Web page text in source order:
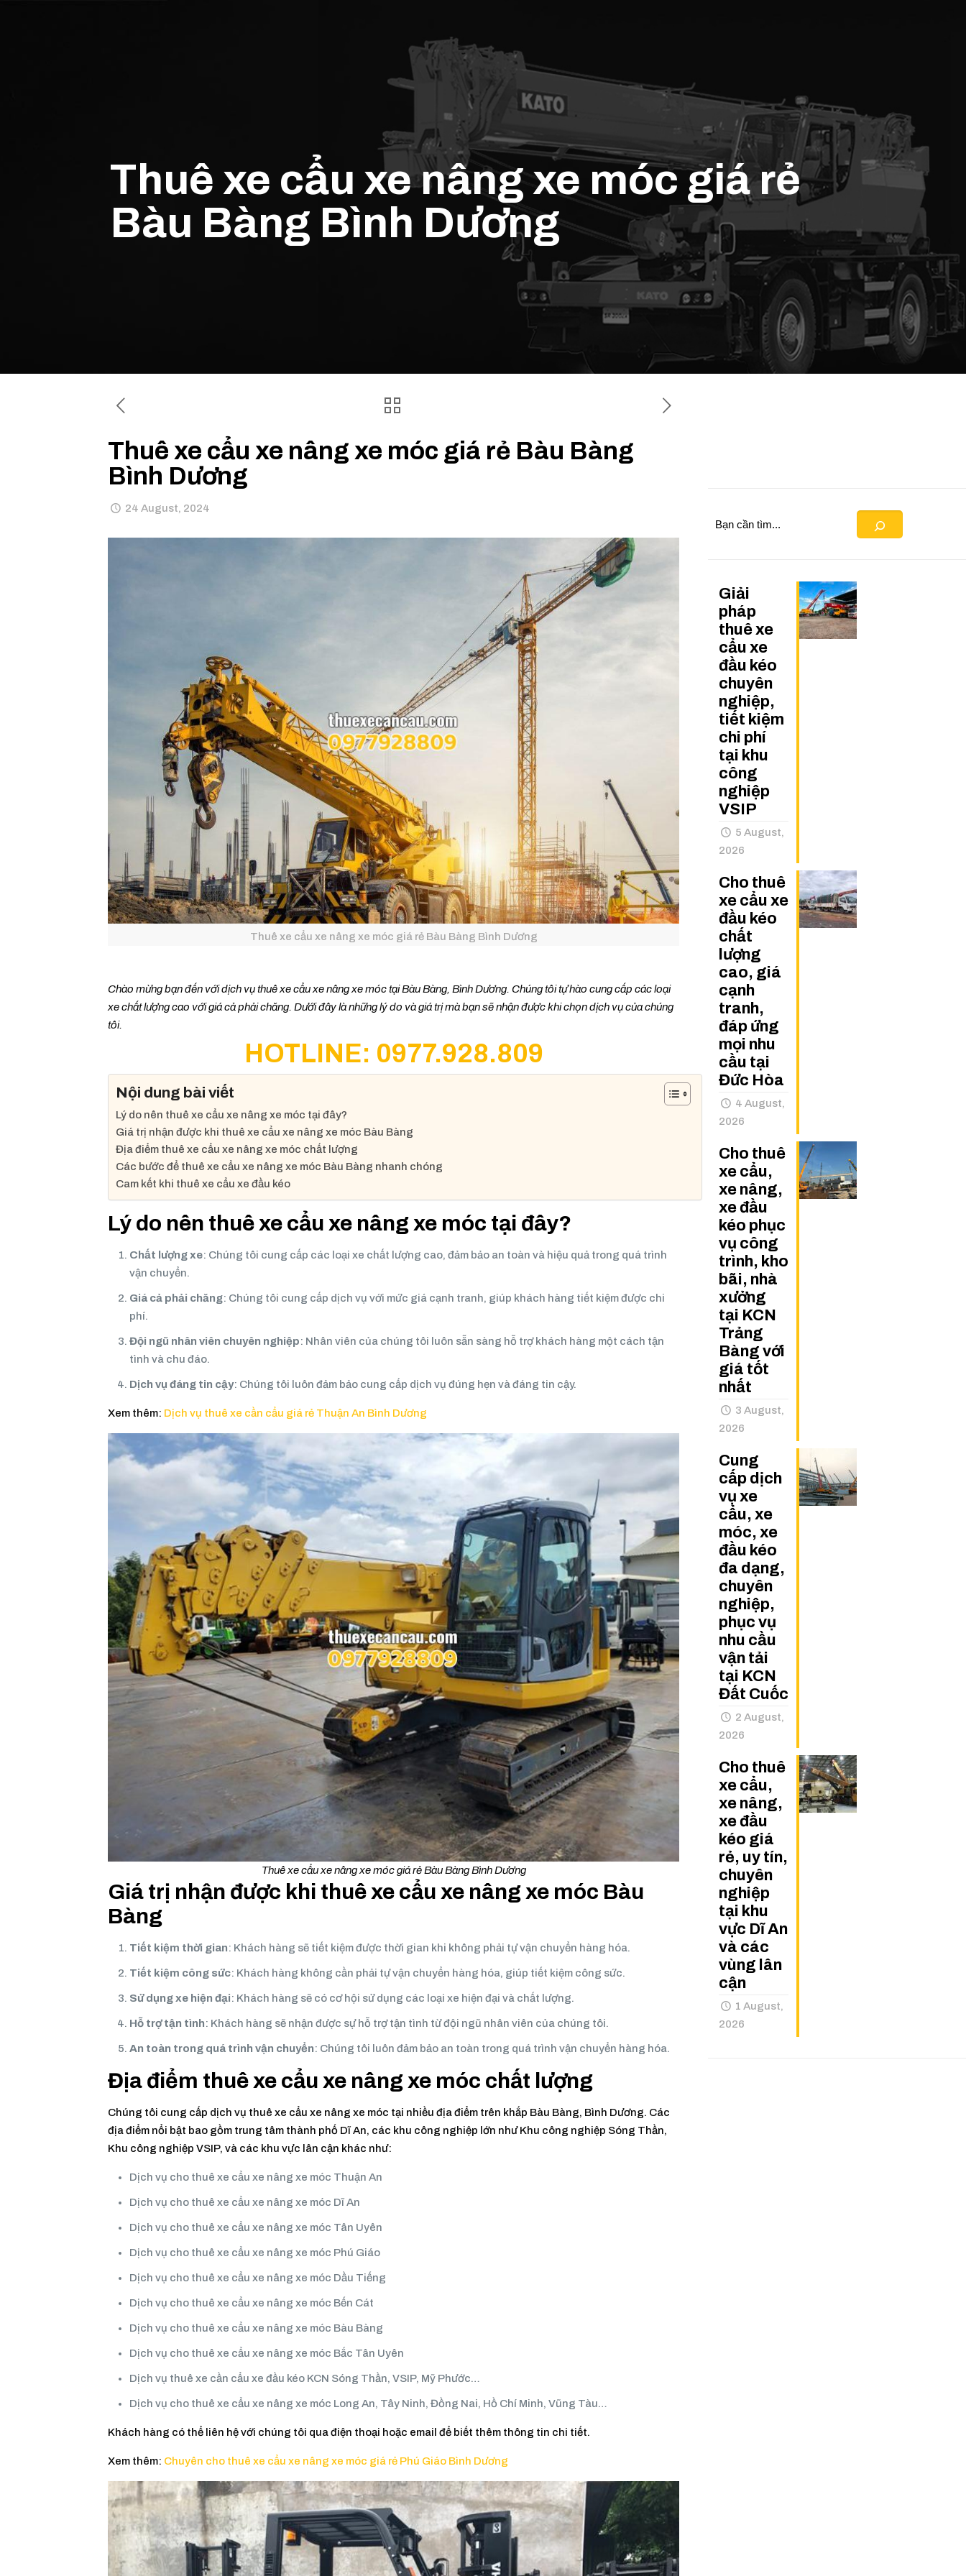
Thuê xe cẩu xe nâng xe móc giá rẻ
Bàu Bàng Bình Dương
Thuê xe cẩu xe nâng xe móc giá rẻ Bàu Bàng
Bình Dương
24 August, 2024
Thuê xe cẩu xe nâng xe móc giá rẻ Bàu Bàng Bình Dương
Chào mừng bạn đến với dịch vụ thuê xe cẩu xe nâng xe móc tại Bàu Bàng, Bình Dương. Chúng tôi tự hào cung cấp các loại
xe chất lượng cao với giá cả phải chăng. Dưới đây là những lý do và giá trị mà bạn sẽ nhận được khi chọn dịch vụ của chúng
tôi.
HOTLINE: 0977.928.809
Nội dung bài viết
Lý do nên thuê xe cẩu xe nâng xe móc tại đây?
Giá trị nhận được khi thuê xe cẩu xe nâng xe móc Bàu Bàng
Địa điểm thuê xe cẩu xe nâng xe móc chất lượng
Các bước để thuê xe cẩu xe nâng xe móc Bàu Bàng nhanh chóng
Cam kết khi thuê xe cẩu xe đầu kéo
Lý do nên thuê xe cẩu xe nâng xe móc tại đây?
Chất lượng xe: Chúng tôi cung cấp các loại xe chất lượng cao, đảm bảo an toàn và hiệu quả trong quá trình
vận chuyển.
Giá cả phải chăng: Chúng tôi cung cấp dịch vụ với mức giá cạnh tranh, giúp khách hàng tiết kiệm được chi
phí.
Đội ngũ nhân viên chuyên nghiệp: Nhân viên của chúng tôi luôn sẵn sàng hỗ trợ khách hàng một cách tận
tình và chu đáo.
Dịch vụ đáng tin cậy: Chúng tôi luôn đảm bảo cung cấp dịch vụ đúng hẹn và đáng tin cậy.
Xem thêm: Dịch vụ thuê xe cần cẩu giá rẻ Thuận An Bình Dương
Thuê xe cẩu xe nâng xe móc giá rẻ Bàu Bàng Bình Dương
Giá trị nhận được khi thuê xe cẩu xe nâng xe móc Bàu
Bàng
Tiết kiệm thời gian: Khách hàng sẽ tiết kiệm được thời gian khi không phải tự vận chuyển hàng hóa.
Tiết kiệm công sức: Khách hàng không cần phải tự vận chuyển hàng hóa, giúp tiết kiệm công sức.
Sử dụng xe hiện đại: Khách hàng sẽ có cơ hội sử dụng các loại xe hiện đại và chất lượng.
Hỗ trợ tận tình: Khách hàng sẽ nhận được sự hỗ trợ tận tình từ đội ngũ nhân viên của chúng tôi.
An toàn trong quá trình vận chuyển: Chúng tôi luôn đảm bảo an toàn trong quá trình vận chuyển hàng hóa.
Địa điểm thuê xe cẩu xe nâng xe móc chất lượng
Chúng tôi cung cấp dịch vụ thuê xe cẩu xe nâng xe móc tại nhiều địa điểm trên khắp Bàu Bàng, Bình Dương. Các
địa điểm nổi bật bao gồm trung tâm thành phố Dĩ An, các khu công nghiệp lớn như Khu công nghiệp Sóng Thần,
Khu công nghiệp VSIP, và các khu vực lân cận khác như:
Dịch vụ cho thuê xe cẩu xe nâng xe móc Thuận An
Dịch vụ cho thuê xe cẩu xe nâng xe móc Dĩ An
Dịch vụ cho thuê xe cẩu xe nâng xe móc Tân Uyên
Dịch vụ cho thuê xe cẩu xe nâng xe móc Phú Giáo
Dịch vụ cho thuê xe cẩu xe nâng xe móc Dầu Tiếng
Dịch vụ cho thuê xe cẩu xe nâng xe móc Bến Cát
Dịch vụ cho thuê xe cẩu xe nâng xe móc Bàu Bàng
Dịch vụ cho thuê xe cẩu xe nâng xe móc Bắc Tân Uyên
Dịch vụ thuê xe cần cẩu xe đầu kéo KCN Sóng Thần, VSIP, Mỹ Phước…
Dịch vụ cho thuê xe cẩu xe nâng xe móc Long An, Tây Ninh, Đồng Nai, Hồ Chí Minh, Vũng Tàu…
Khách hàng có thể liên hệ với chúng tôi qua điện thoại hoặc email để biết thêm thông tin chi tiết.
Xem thêm: Chuyên cho thuê xe cẩu xe nâng xe móc giá rẻ Phú Giáo Bình Dương
Search
Giải
pháp
thuê xe
cẩu xe
đầu kéo
chuyên
nghiệp,
tiết kiệm
chi phí
tại khu
công
nghiệp
VSIP
5 August,
2026
Cho thuê
xe cẩu xe
đầu kéo
chất
lượng
cao, giá
cạnh
tranh,
đáp ứng
mọi nhu
cầu tại
Đức Hòa
4 August,
2026
Cho thuê
xe cẩu,
xe nâng,
xe đầu
kéo phục
vụ công
trình, kho
bãi, nhà
xưởng
tại KCN
Trảng
Bàng với
giá tốt
nhất
3 August,
2026
Cung
cấp dịch
vụ xe
cẩu, xe
móc, xe
đầu kéo
đa dạng,
chuyên
nghiệp,
phục vụ
nhu cầu
vận tải
tại KCN
Đất Cuốc
2 August,
2026
Cho thuê
xe cẩu,
xe nâng,
xe đầu
kéo giá
rẻ, uy tín,
chuyên
nghiệp
tại khu
vực Dĩ An
và các
vùng lân
cận
1 August,
2026